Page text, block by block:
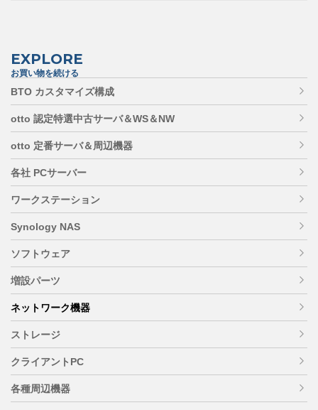
EXPLORE
お買い物を続ける
BTO カスタマイズ構成
otto 認定特選中古サーバ＆WS＆NW
otto 定番サーバ＆周辺機器
各社 PCサーバー
ワークステーション
Synology NAS
ソフトウェア
増設パーツ
ネットワーク機器
ストレージ
クライアントPC
各種周辺機器